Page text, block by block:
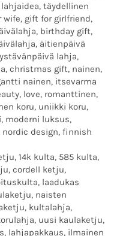
täydellinen
wife, gift for girlfriend,
birthday gift,
äitienpäivä
lahja,
christmas gift, nainen,
nainen, itsevarma
love, romanttinen,
koru, uniikki koru,
moderni luksus,
design, finnish
14k kulta, 585 kulta,
cordell ketju,
laadukas
naisten
kultalahja,
uusi kaulaketju,
lahjapakkaus, ilmainen